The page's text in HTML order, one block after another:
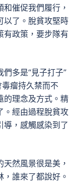
催促我們履行，
以了。脫貧攻堅時
有政策，要步隊有
多是“見子打子”
瘤持久禁而不
的理念及方式。精
。經由過程脫貧攻
導，感觸感染到了
然風景很是美，
誰來了都說好。